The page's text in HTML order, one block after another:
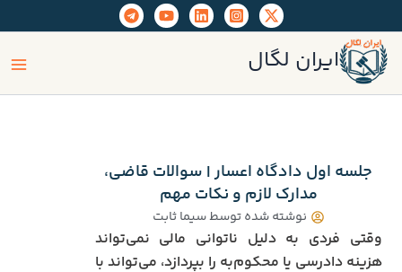
به
محتوا
ایران لگال
جلسه اول دادگاه اعسار | سوالات قاضی،
مدارک لازم و نکات مهم
نوشته شده توسطسیما ثابت
وقتی فردی به دلیل ناتوانی مالی نمی‌تواند
هزینه دادرسی یا محکوم‌به را بپردازد، می‌تواند با